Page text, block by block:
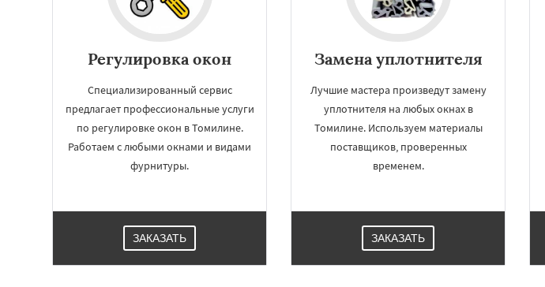
Регулировка окон
Специализированный сервис
предлагает профессиональные услуги
по регулировке окон в Томилине.
Работаем с любыми окнами и видами
фурнитуры.
ЗАКАЗАТЬ
Замена уплотнителя
Лучшие мастера произведут замену
уплотнителя на любых окнах в
Томилине. Используем материалы
поставщиков, проверенных
временем.
ЗАКАЗАТЬ